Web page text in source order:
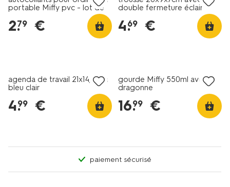
portable Miffy pvc - lot de
2.
79 €
double fermeture éclair
4.
69 €
agenda de travail 21x14,8 cm
bleu clair
4.
99 €
gourde Miffy 550ml avec
dragonne
16.
99 €
paiement sécurisé